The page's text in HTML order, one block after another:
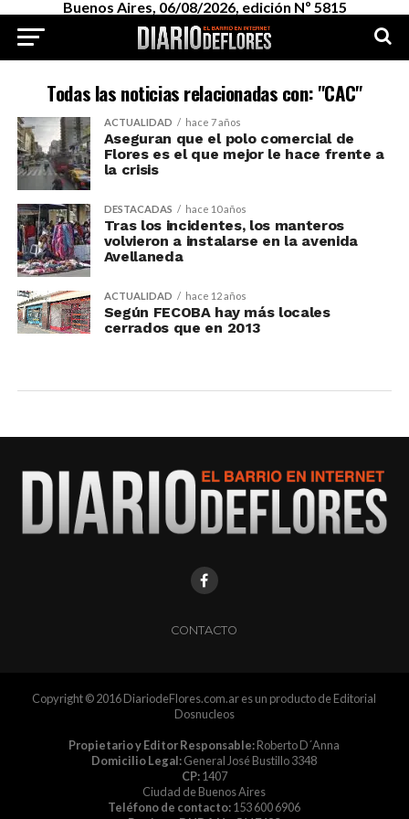
Buenos Aires, 06/08/2026, edición Nº 5815
Todas las noticias relacionadas con: "CAC"
ACTUALIDAD hace 7 años
Aseguran que el polo comercial de
Flores es el que mejor le hace frente a
la crisis
DESTACADAS hace 10 años
Tras los incidentes, los manteros
volvieron a instalarse en la avenida
Avellaneda
ACTUALIDAD hace 12 años
Según FECOBA hay más locales
cerrados que en 2013
CONTACTO
Copyright © 2016 DiariodeFlores.com.ar es un producto de Editorial
Dosnucleos
Propietario y Editor Responsable:Roberto D´Anna
Domicilio Legal:General José Bustillo 3348
CP:1407
Ciudad de Buenos Aires
Teléfono de contacto:153 600 6906